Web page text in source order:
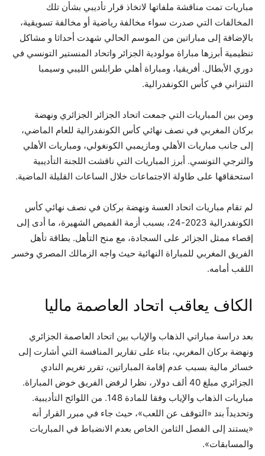
مباريات تمت مناقشة ملفاتها لاتخاذ قرار تأديبي بشأن تلك
المخالفات التي صدرت سواء مخالفة رياضية أو مخالفة تسويقية،
بالإضافة إلى مباراتين من الموسم الحالي شهدت أحداثا و مشاكل
تنظيمية أبرزها مباراة مولودية الجزائر واتحاد المنستير التونسي في
دوري الأبطال. أفريقيا، ومباراة أهلي طرابلس الليبي وسيمبا
التنزاني في كأس الكونفدرالية.
ومن بين المباريات التي جمعت اتحاد الجزائر الجزائري ونهضة
بركان المغربي في نصف نهائي كأس الكونفدرالية للعام الماضي،
إلى جانب مباريات الأهلي ومازيمبي الكونغولي، ومباريات الأهلي
والترجي التونسي. أبرز المباريات التي ناقشت اللجنة التأديبية
استحقاقها على طاولة الاجتماعات خلال الساعات القليلة الماضية.
لم تقام مباريات اتحاد العسة ونهضة بركان في نصف نهائي كأس
الكونفدرالية 2023-24، بسبب أزمة القميص الشهيرة، ما أدى إلى
إقصاء ممثل الجزائر على السجادة، مع منح التأهل. بطاقة تأهل
الفريق المغربي للمباراة النهائية حيث واجه الزمالك المصري وخسر
اللقب أمامه.
الكاف يعاقب اتحاد العاصمة ماليا
بعد دراسة مباراتي الذهاب والإياب بين اتحاد العاصمة الجزائري
ونهضة بركان المغربي، بناء على تقارير المنافسة التي أشارت إلى
خسائر مالية بسبب عدم إقامة المباراتين، تقرر تغريم النادي
الجزائري مبلغ 40 ألف دولار، نظرا لرفض الفريق خوض المباراة.
مباريات الذهاب والإياب وفقا للمادة 148. من اللوائح التأديبية.
وتحديداً بند «التوقف عن اللعب»، حيث جاء في مبرر القرار أنه
«يستند إلى الفصل الثامن الخاص بعدم الانضباط في المباريات
والمسابقات».